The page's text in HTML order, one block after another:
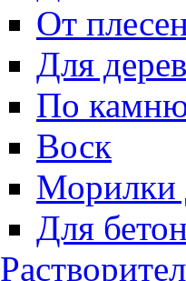
От
Для
По
Воск
Морилки
Для